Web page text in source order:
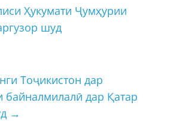
Ҳукумати Ҷумҳурии
шуд
Тоҷикистон дар
байналмилалӣ дар Қатар
→